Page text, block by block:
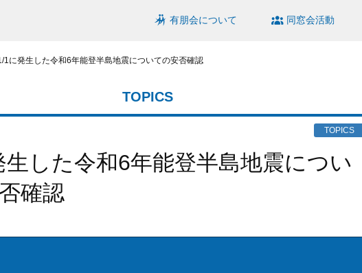
有朋会について 同窓会活動
1に発生した令和6年能登半島地震についての安否確認
TOPICS
TOPICS
確認